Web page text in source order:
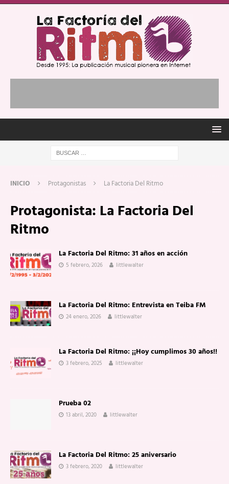
INICIO Protagonistas La Factoria Del Ritmo
Protagonista: La Factoria Del
Ritmo
La Factoria Del Ritmo: 31 años en acción
5 febrero, 2026 littlewalter
La Factoria Del Ritmo: Entrevista en Teiba FM
24 enero, 2026 littlewalter
La Factoria Del Ritmo: ¡¡Hoy cumplimos 30 años!!
3 febrero, 2025 littlewalter
Prueba 02
13 abril, 2020 littlewalter
La Factoria Del Ritmo: 25 aniversario
3 febrero, 2020 littlewalter